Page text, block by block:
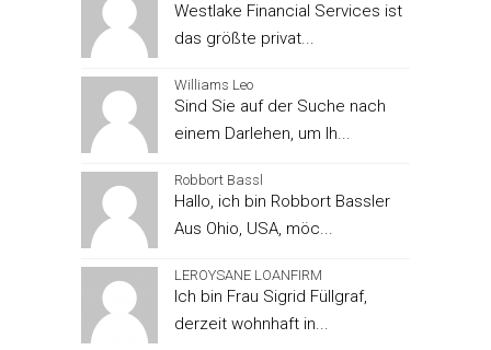
Westlake Financial Services ist
das größte privat...
Williams Leo
Sind Sie auf der Suche nach
einem Darlehen, um Ih...
Robbort Bassl
Hallo, ich bin Robbort Bassler
Aus Ohio, USA, möc...
LEROYSANE LOANFIRM
Ich bin Frau Sigrid Füllgraf,
derzeit wohnhaft in...